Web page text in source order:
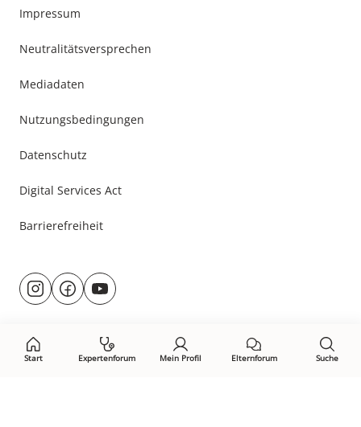
Start Expertenforum Mein Profil Elternforum Suche
Impressum
Neutralitätsversprechen
Mediadaten
Nutzungsbedingungen
Datenschutz
Digital Services Act
Barrierefreiheit
Besuche
uns@rund.ums.baby
facebook.com/rundumsbaby.de
youtube.com/@rundumsbaby_